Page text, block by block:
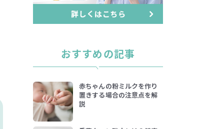
おすすめの記事
赤ちゃんの粉ミルクを作り
置きする場合の注意点を解
説